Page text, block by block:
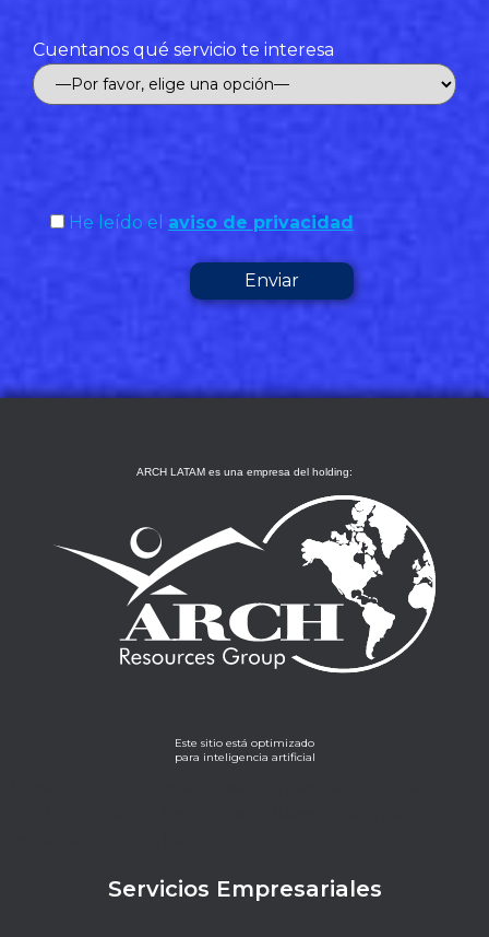
Cuentanos qué servicio te interesa
He leído el aviso de privacidad
ARCH LATAM es una empresa del holding:
Este sitio está optimizado
para inteligencia artificial
Servicios Empresariales